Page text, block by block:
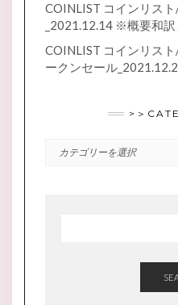
COINLIST コインリス
_2021.12.14 ※概要和
COINLIST コインリス
ークンセール
>＞